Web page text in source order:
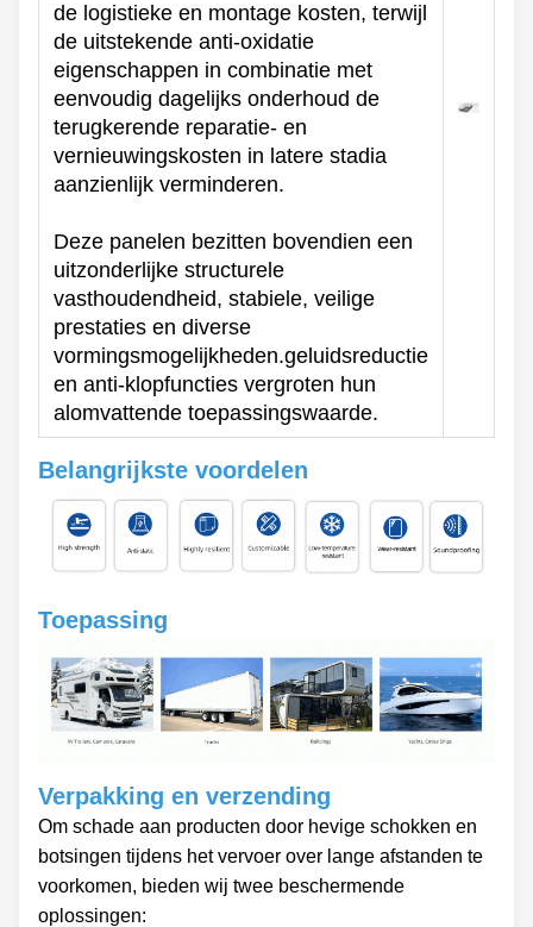
de logistieke en montage kosten, terwijl
de uitstekende anti-oxidatie
eigenschappen in combinatie met
eenvoudig dagelijks onderhoud de
terugkerende reparatie- en
vernieuwingskosten in latere stadia
aanzienlijk verminderen.
Deze panelen bezitten bovendien een
uitzonderlijke structurele
vasthoudendheid, stabiele, veilige
prestaties en diverse
vormingsmogelijkheden.geluidsreductie
en anti-klopfuncties vergroten hun
alomvattende toepassingswaarde.
Belangrijkste voordelen
Toepassing
Verpakking en verzending
Om schade aan producten door hevige schokken en
botsingen tijdens het vervoer over lange afstanden te
voorkomen, bieden wij twee beschermende
oplossingen: